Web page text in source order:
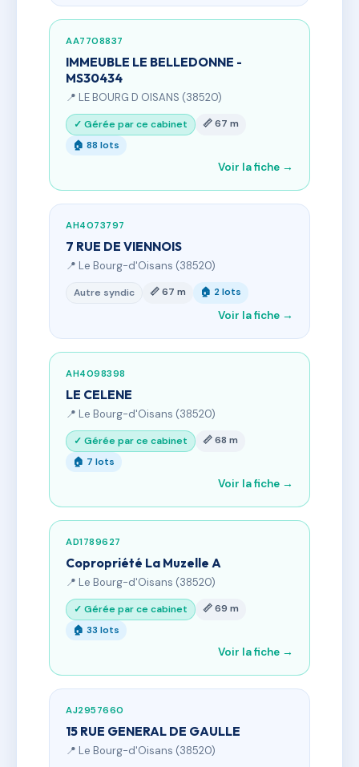
AA7708837
IMMEUBLE LE BELLEDONNE -
MS30434
📍 LE BOURG D OISANS (38520)
✓ Gérée par ce cabinet
📏 67 m
🏠 88 lots
Voir la fiche →
AH4073797
7 RUE DE VIENNOIS
📍 Le Bourg-d'Oisans (38520)
Autre syndic 📏 67 m 🏠 2 lots
Voir la fiche →
AH4098398
LE CELENE
📍 Le Bourg-d'Oisans (38520)
✓ Gérée par ce cabinet
📏 68 m
🏠 7 lots
Voir la fiche →
AD1789627
Copropriété La Muzelle A
📍 Le Bourg-d'Oisans (38520)
✓ Gérée par ce cabinet
📏 69 m
🏠 33 lots
Voir la fiche →
AJ2957660
15 RUE GENERAL DE GAULLE
📍 Le Bourg-d'Oisans (38520)